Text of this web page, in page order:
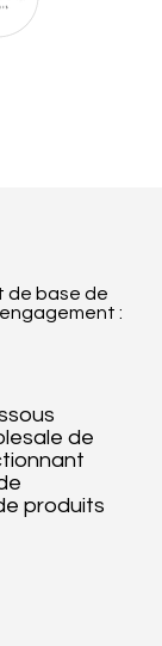
de
produits
de base de
: